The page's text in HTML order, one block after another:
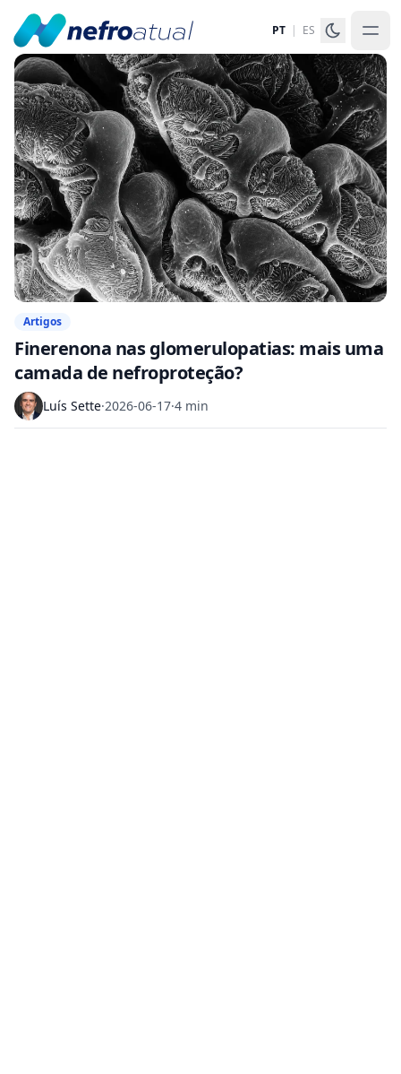
PT | ES
Artigos
Finerenona nas glomerulopatias: mais uma
camada de nefroproteção?
Luís Sette·2026-06-17·4 min